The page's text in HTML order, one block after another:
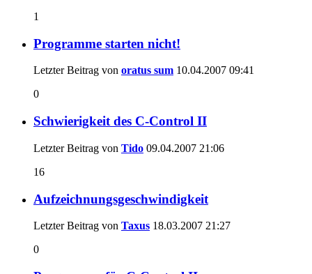
1
Programme starten nicht!
Letzter Beitrag von oratus sum 10.04.2007 09:41
0
Schwierigkeit des C-Control II
Letzter Beitrag von Tido 09.04.2007 21:06
16
Aufzeichnungsgeschwindigkeit
Letzter Beitrag von Taxus 18.03.2007 21:27
0